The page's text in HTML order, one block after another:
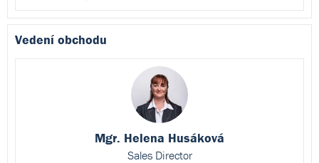
Vedení obchodu
Mgr. Helena Husáková
Sales Director